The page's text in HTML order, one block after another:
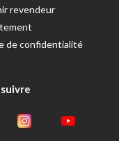
revendeur
de confidentialité